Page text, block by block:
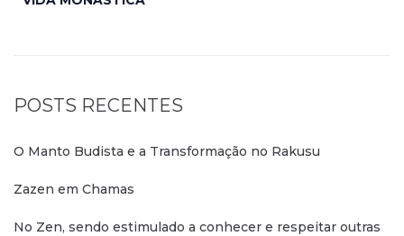
POSTS RECENTES
O Manto Budista e a Transformação no Rakusu
Zazen em Chamas
No Zen, sendo estimulado a conhecer e respeitar outras